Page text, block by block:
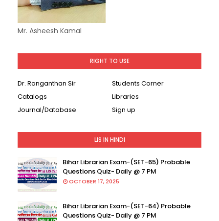
Mr. Asheesh Kamal
RIGHT TO USE
Dr. Ranganthan Sir
Students Corner
Catalogs
Libraries
Journal/Database
Sign up
LIS IN HINDI
Bihar Librarian Exam-(SET-65) Probable
Questions Quiz- Daily @ 7 PM
OCTOBER 17, 2025
Bihar Librarian Exam-(SET-64) Probable
Questions Quiz- Daily @ 7 PM